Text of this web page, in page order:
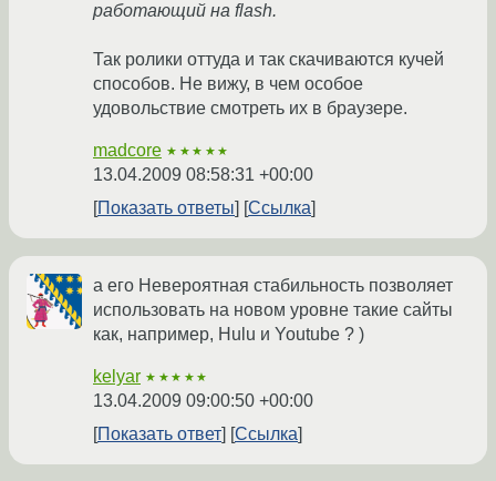
работающий на flash.
Так ролики оттуда и так скачиваются кучей
способов. Не вижу, в чем особое
удовольствие смотреть их в браузере.
madcore ★★★★★
13.04.2009 08:58:31 +00:00
Показать ответы
Ссылка
а его Невероятная стабильность позволяет
использовать на новом уровне такие сайты
как, например, Hulu и Youtube ? )
kelyar ★★★★★
13.04.2009 09:00:50 +00:00
Показать ответ
Ссылка